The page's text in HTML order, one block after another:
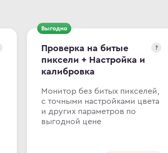
Выгодно
Проверка на битые
пиксели + Настройка и
калибровка
?
Монитор без битых пикселей,
с точными настройками цвета
и других параметров по
выгодной цене